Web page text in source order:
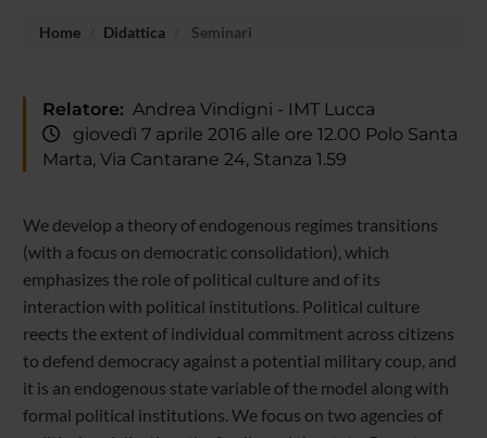
Home Didattica Seminari
Relatore: Andrea Vindigni - IMT Lucca
giovedì 7 aprile 2016 alle ore 12.00 Polo Santa
Marta, Via Cantarane 24, Stanza 1.59
We develop a theory of endogenous regimes transitions
(with a focus on democratic consolidation), which
emphasizes the role of political culture and of its
interaction with political institutions. Political culture
reects the extent of individual commitment across citizens
to defend democracy against a potential military coup, and
it is an endogenous state variable of the model along with
formal political institutions. We focus on two agencies of